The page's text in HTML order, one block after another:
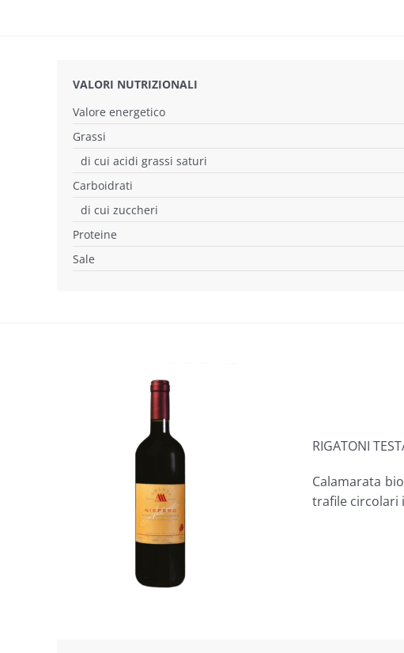
VALORI NUTRIZIONALI
Valore energetico
Grassi
di cui acidi grassi saturi
Carboidrati
di cui zuccheri
Proteine
Sale
RIGATONI
Calamarata
trafile circolari